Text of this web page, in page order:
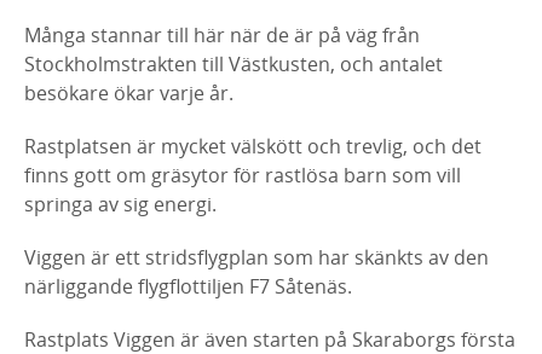
Många stannar till här när de är på väg från
Stockholmstrakten till Västkusten, och antalet
besökare ökar varje år.
Rastplatsen är mycket välskött och trevlig, och det
finns gott om gräsytor för rastlösa barn som vill
springa av sig energi.
Viggen är ett stridsflygplan som har skänkts av den
närliggande flygflottiljen F7 Såtenäs.
Rastplats Viggen är även starten på Skaraborgs första